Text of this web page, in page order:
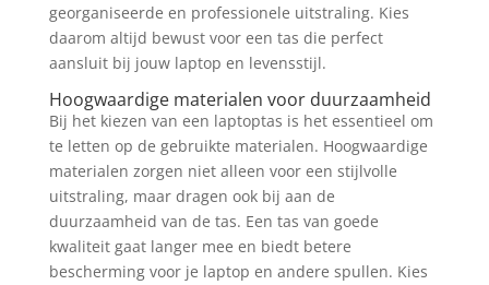
georganiseerde en professionele uitstraling. Kies
daarom altijd bewust voor een tas die perfect
aansluit bij jouw laptop en levensstijl.
Hoogwaardige materialen voor duurzaamheid
Bij het kiezen van een laptoptas is het essentieel om
te letten op de gebruikte materialen. Hoogwaardige
materialen zorgen niet alleen voor een stijlvolle
uitstraling, maar dragen ook bij aan de
duurzaamheid van de tas. Een tas van goede
kwaliteit gaat langer mee en biedt betere
bescherming voor je laptop en andere spullen. Kies